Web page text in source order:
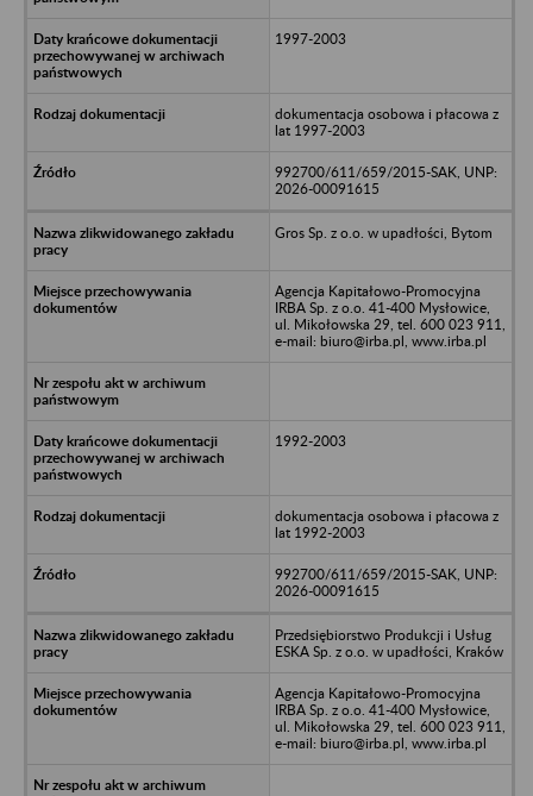
1997-2003
dokumentacja osobowa i płacowa z
lat 1997-2003
992700/611/659/2015-SAK, UNP:
2026-00091615
Gros Sp. z o.o. w upadłości, Bytom
Agencja Kapitałowo-Promocyjna
IRBA Sp. z o.o. 41-400 Mysłowice,
ul. Mikołowska 29, tel. 600 023 911,
e-mail: biuro@irba.pl, www.irba.pl
1992-2003
dokumentacja osobowa i płacowa z
lat 1992-2003
992700/611/659/2015-SAK, UNP:
2026-00091615
Przedsiębiorstwo Produkcji i Usług
ESKA Sp. z o.o. w upadłości, Kraków
Agencja Kapitałowo-Promocyjna
IRBA Sp. z o.o. 41-400 Mysłowice,
ul. Mikołowska 29, tel. 600 023 911,
e-mail: biuro@irba.pl, www.irba.pl